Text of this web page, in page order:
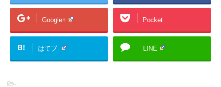
Google+ Pocket
B! はてブ LINE
-